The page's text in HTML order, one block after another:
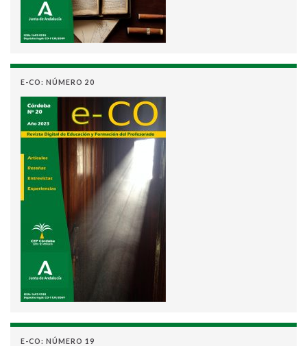
E-CO: NÚMERO 20
E-CO: NÚMERO 19